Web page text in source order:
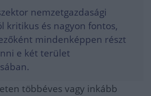
nemzetgazdasági
kritikus és nagyon fontos,
mindenképpen részt
e két terület
többéves vagy inkább